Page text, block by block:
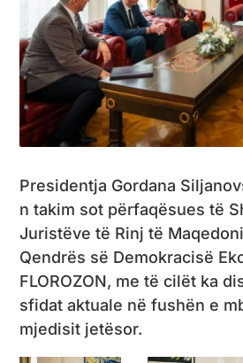
Presidentja Gordana
n takim sot përfaqësues të
Juristëve të Rinj të
Qendrës së Demokracisë
FLOROZON, me të cilët ka
sfidat aktuale në fushën e
mjedisit jetësor.